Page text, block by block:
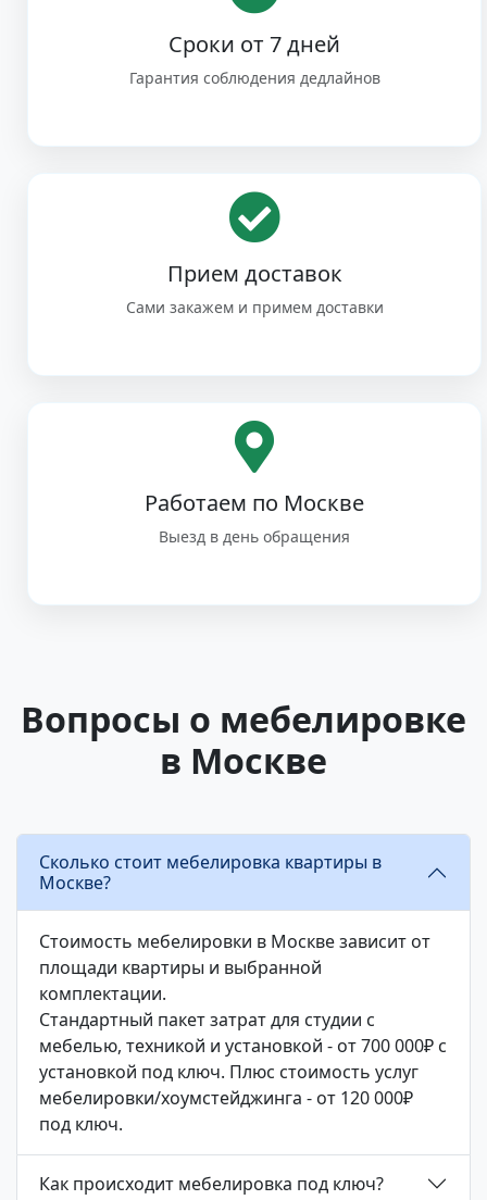
Сроки от 7 дней
Гарантия соблюдения дедлайнов
Прием доставок
Сами закажем и примем доставки
Работаем по Москве
Выезд в день обращения
Вопросы о мебелировке
в Москве
Сколько стоит мебелировка квартиры в
Москве?
Стоимость мебелировки в Москве зависит от
площади квартиры и выбранной
комплектации.
Стандартный пакет затрат для студии с
мебелью, техникой и установкой - от 700 000₽ с
установкой под ключ. Плюс стоимость услуг
мебелировки/хоумстейджинга - от 120 000₽
под ключ.
Как происходит мебелировка под ключ?